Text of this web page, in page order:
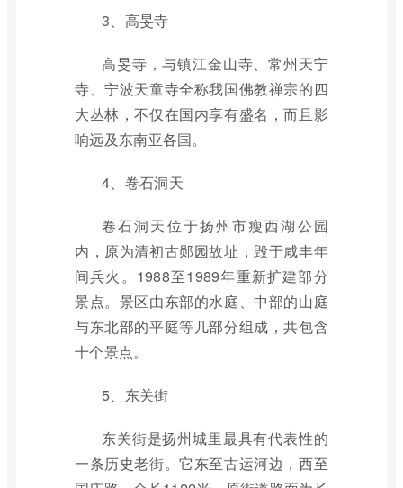
3、高旻寺
高旻寺，与镇江金山寺、常州天宁
寺、宁波天童寺全称我国佛教禅宗的四
大丛林，不仅在国内享有盛名，而且影
响远及东南亚各国。
4、卷石洞天
卷石洞天位于扬州市瘦西湖公园
内，原为清初古郧园故址，毁于咸丰年
间兵火。1988至1989年重新扩建部分
景点。景区由东部的水庭、中部的山庭
与东北部的平庭等几部分组成，共包含
十个景点。
5、东关街
东关街是扬州城里最具有代表性的
一条历史老街。它东至古运河边，西至